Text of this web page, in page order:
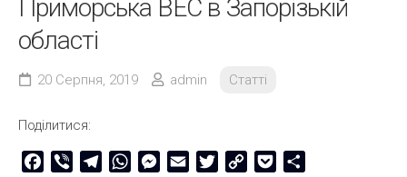
Приморська ВЕС в Запорізькій
області
20 Серпня, 2019 admin Статті
Поділитися:
Facebook
Viber TelegramWhatsAppMessenger
Email TwitterCopy
Pocket